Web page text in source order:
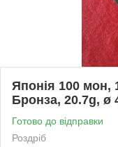
Японія 100 мон,
Бронза, 20.7g, ø
Готово до відправки
Роздріб